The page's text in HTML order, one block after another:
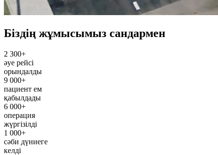
Біздің жұмысымыз сандармен
2 300+
әуе рейсі
орындалды
9 000+
пациент ем
қабылдады
6 000+
операция
жүргізілді
1 000+
сәби дүниеге
келді